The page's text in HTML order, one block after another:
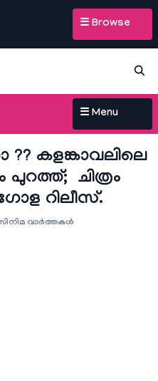
☰ Browse
☰ Menu
കളങ്കാവലിലെ
പുറത്ത്; ചിത്രം
റിലീസ്.
വാര്‍ത്തകള്‍